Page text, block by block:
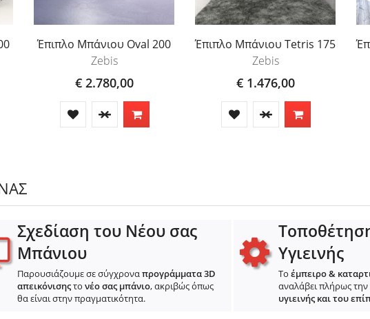
Έπιπλο Μπάνιου Oval 200
Zebis
€ 2.780,00
Έπιπλο Μπάνιου Tetris 175
Zebis
€ 1.476,00
Σχεδίαση του Νέου σας
Μπάνιου
Παρουσιάζουμε σε σύγχροναπρογράμματα 3D
απεικόνισηςτο νέο σας μπάνιο, ακριβώς όπως
θα είναι στην πραγματικότητα.
Υγιεινής
Τοέμπειρο &
αναλάβει πλήρως την
υγιεινής και του